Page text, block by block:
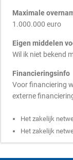
Maximale
1.000.000 euro
Eigen middelen
Wil ik niet bekend
Financieringsinfo
Voor financiering
externe
Het zakelijk
Het zakelijk